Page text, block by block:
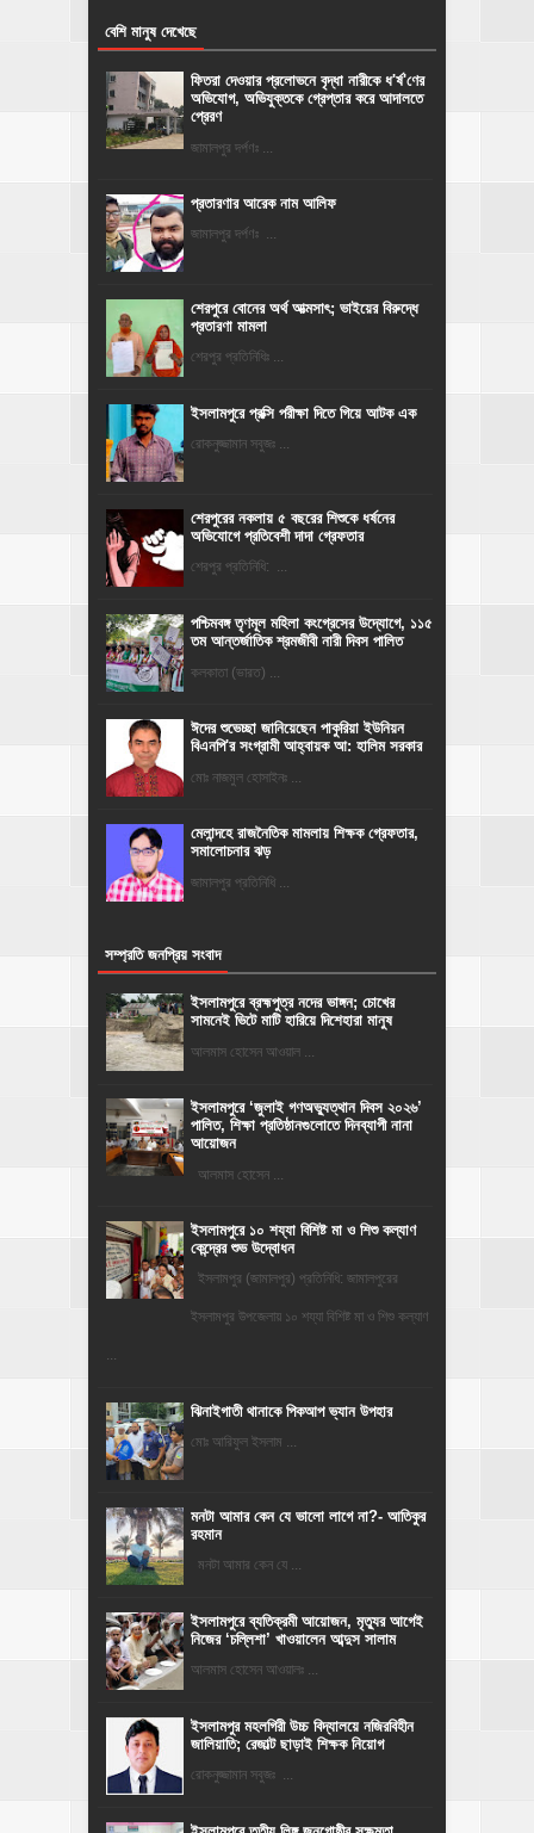
বেশি মানুষ দেখেছে
ফিতরা দেওয়ার প্রলোভনে বৃদ্ধা নারীকে ধ'র্ষ'ণের
অভিযোগ, অভিযুক্তকে গ্রেপ্তার করে আদালতে
প্রেরণ
জামালপুর দর্পণঃ ...
প্রতারণার আরেক নাম আলিফ
জামালপুর দর্পণঃ ...
শেরপুরে বোনের অর্থ আত্মসাৎ; ভাইয়ের বিরুদ্ধে
প্রতারণা মামলা
শেরপুর প্রতিনিধিঃ ...
ইসলামপুরে প্রক্সি পরীক্ষা দিতে গিয়ে আটক এক
রোকনুজ্জামান সবুজঃ ...
শেরপুরের নকলায় ৫ বছরের শিশুকে ধর্ষনের
অভিযোগে প্রতিবেশী দাদা গ্রেফতার
শেরপুর প্রতিনিধি: ...
পশ্চিমবঙ্গ তৃণমূল মহিলা কংগ্রেসের উদ্যোগে, ১১৫
তম আন্তর্জাতিক শ্রমজীবী নারী দিবস পালিত
কলকাতা (ভারত) ...
ঈদের শুভেচ্ছা জানিয়েছেন পাকুরিয়া ইউনিয়ন
বিএনপি'র সংগ্রামী আহ্বায়ক আ: হালিম সরকার
মোঃ নাজমুল হোসাইনঃ ...
মেলান্দহে রাজনৈতিক মামলায় শিক্ষক গ্রেফতার,
সমালোচনার ঝড়
জামালপুর প্রতিনিধি ...
সম্প্রতি জনপ্রিয় সংবাদ
ইসলামপুরে ব্রহ্মপুত্র নদের ভাঙ্গন; চোখের
সামনেই ভিটে মাটি হারিয়ে দিশেহারা মানুষ
আলমাস হোসেন আওয়াল ...
‎ইসলামপুরে ‘জুলাই গণঅভ্যুত্থান দিবস ২০২৬’
পালিত, শিক্ষা প্রতিষ্ঠানগুলোতে দিনব্যাপী নানা
আয়োজন
‎​আলমাস হোসেন ...
ইসলামপুরে ১০ শয্যা বিশিষ্ট মা ও শিশু কল্যাণ
কেন্দ্রের শুভ উদ্বোধন
ইসলামপুর (জামালপুর) প্রতিনিধি: জামালপুরের
ইসলামপুর উপজেলায় ১০ শয্যা বিশিষ্ট মা ও শিশু কল্যাণ
...
ঝিনাইগাতী থানাকে পিকআপ ভ্যান উপহার
মোঃ আরিফুল ইসলাম ...
মনটা আমার কেন যে ভালো লাগে না?- আতিকুর
রহমান
মনটা আমার কেন যে ...
‎ইসলামপুরে ব্যতিক্রমী আয়োজন, মৃত্যুর আগেই
নিজের ‘চল্লিশা’ খাওয়ালেন আব্দুস সালাম
আলমাস হোসেন আওয়ালঃ ...
​ইসলামপুর মহলগিরী উচ্চ বিদ্যালয়ে নজিরবিহীন
জালিয়াতি; রেজাল্ট ছাড়াই শিক্ষক নিয়োগ
রোকনুজ্জামান সবুজঃ ...